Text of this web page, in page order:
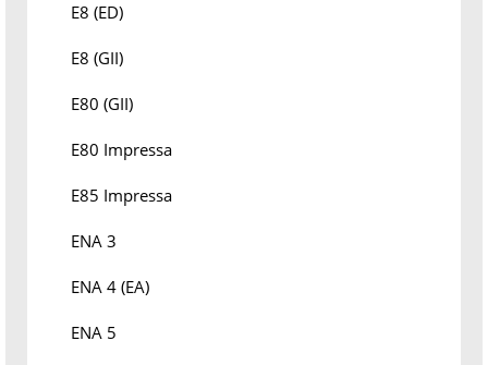
E8 (ED)
E8 (GII)
E80 (GII)
E80 Impressa
E85 Impressa
ENA 3
ENA 4 (EA)
ENA 5